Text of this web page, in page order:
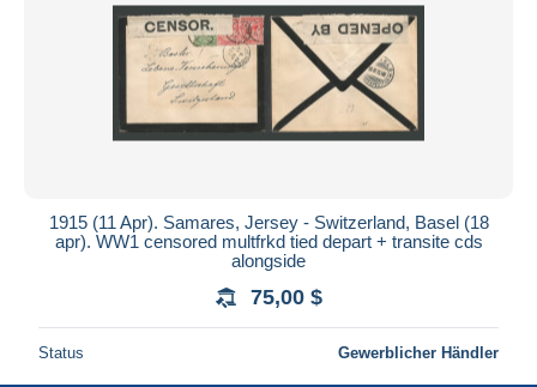
1915 (11 Apr). Samares, Jersey - Switzerland, Basel (18
apr). WW1 censored multfrkd tied depart + transite cds
alongside
75,00 $
Status Gewerblicher Händler